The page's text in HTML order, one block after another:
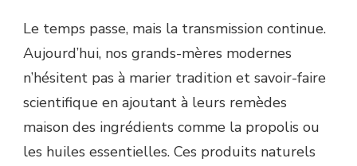
Le temps passe, mais la transmission continue.
Aujourd’hui, nos grands-mères modernes
n’hésitent pas à marier tradition et savoir-faire
scientifique en ajoutant à leurs remèdes
maison des ingrédients comme la propolis ou
les huiles essentielles. Ces produits naturels